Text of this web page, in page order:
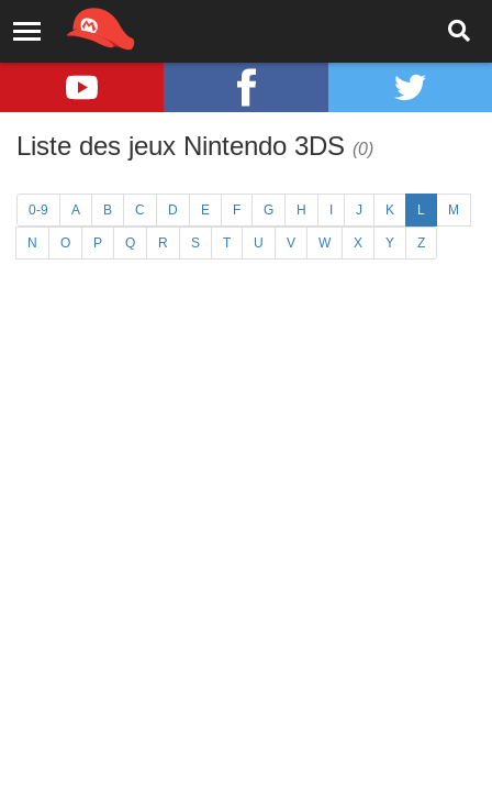
Liste des jeux Nintendo 3DS (0)
0-9 A B C D E F G H J K L M
N O P Q R S T U V W X Y Z